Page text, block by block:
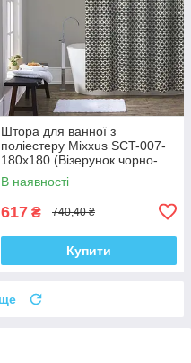
Штора для ванної з
поліестеру Mixxus SCT-007-
180x180 (Візерунок чорно-
білий) (AC0648)
В наявності
617 ₴ 740,40 ₴
Купити